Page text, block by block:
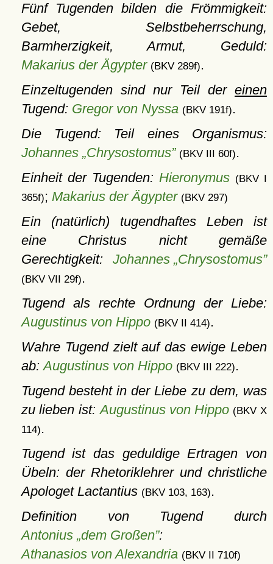
Fünf Tugenden bilden die Frömmigkeit:
Gebet, Selbstbeherrschung,
Barmherzigkeit, Armut, Geduld:
Makarius der Ägypter (BKV 289f).
Einzeltugenden sind nur Teil der einen
Tugend: Gregor von Nyssa (BKV 191f).
Die Tugend: Teil eines Organismus:
Johannes „Chrysostomus” (BKV III 60f).
Einheit der Tugenden: Hieronymus (BKV I
365f); Makarius der Ägypter (BKV 297)
Ein (natürlich) tugendhaftes Leben ist
eine Christus nicht gemäße
Gerechtigkeit: Johannes „Chrysostomus”
(BKV VII 29f).
Tugend als rechte Ordnung der Liebe:
Augustinus von Hippo (BKV II 414).
Wahre Tugend zielt auf das ewige Leben
ab:Augustinus von Hippo (BKV III 222).
Tugend besteht in der Liebe zu dem, was
zu lieben ist:Augustinus von Hippo (BKV X
114).
Tugend ist das geduldige Ertragen von
Übeln: der Rhetoriklehrer und christliche
Apologet Lactantius (BKV 103, 163).
Definition von Tugend durch
Antonius „dem Großen”:
Athanasios von Alexandria (BKV II 710f)